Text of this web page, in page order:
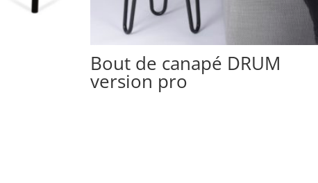
Bout de canapé DRUM
version pro